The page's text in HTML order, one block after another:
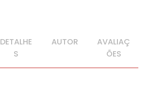
DETALHE
S
AUTOR
AVALIAÇ
ÕES